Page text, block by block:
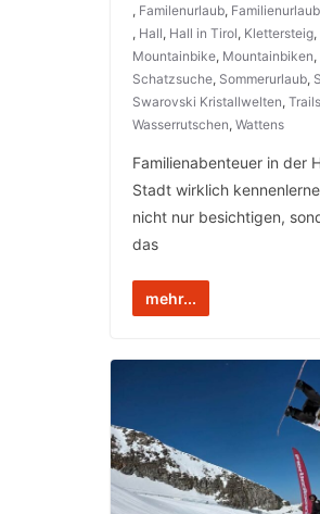
, Familenurlaub, Familienurlaub
, Hall, Hall in Tirol, Klettersteig,
Mountainbike, Mountainbiken,
Schatzsuche, Sommerurlaub,
Swarovski Kristallwelten,
Wasserrutschen, Wattens
Familienabenteuer in der
Stadt wirklich
nicht nur besichtigen,
das
mehr...